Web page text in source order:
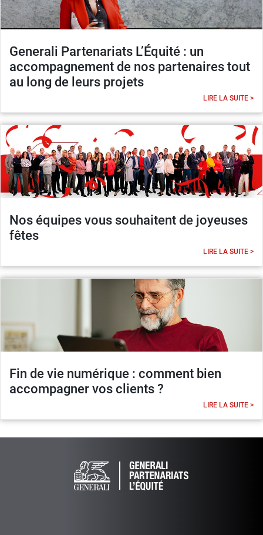
Generali Partenariats L’Équité : un
accompagnement de nos partenaires tout
au long de leurs projets
LIRE LA SUITE >
Nos équipes vous souhaitent de joyeuses
fêtes
LIRE LA SUITE >
Fin de vie numérique : comment bien
accompagner vos clients ?
LIRE LA SUITE >